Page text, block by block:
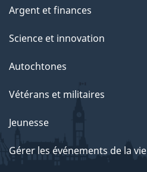
Argent et finances
Science et innovation
Autochtones
Vétérans et militaires
Jeunesse
Gérer les événements de la vie